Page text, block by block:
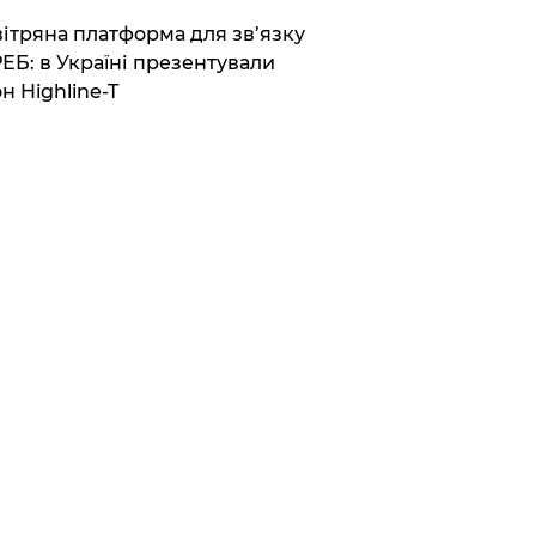
платформа для зв’язку
в Україні презентували
Highline-T